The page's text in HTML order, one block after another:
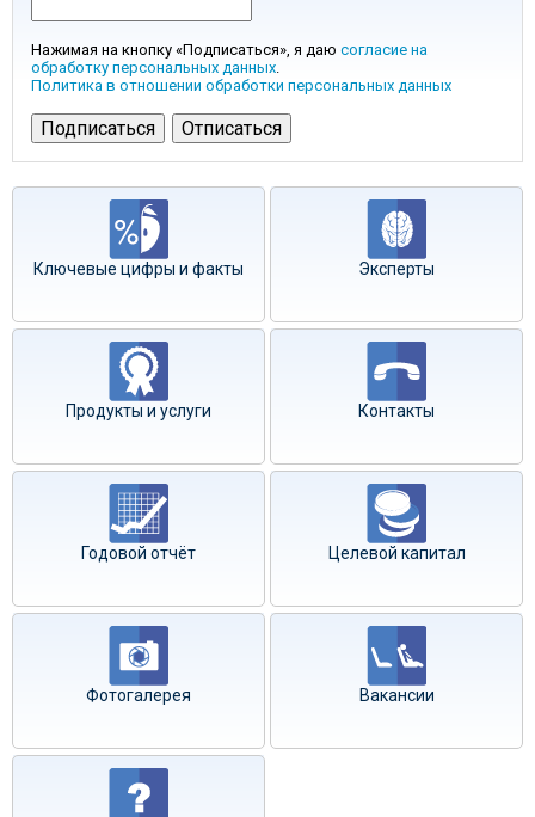
Нажимая на кнопку «Подписаться», я даю согласие на
обработку персональных данных.
Политика в отношении обработки персональных данных
Ключевые цифры и факты Эксперты
Продукты и услуги Контакты
Годовой отчёт Целевой капитал
Фотогалерея Вакансии